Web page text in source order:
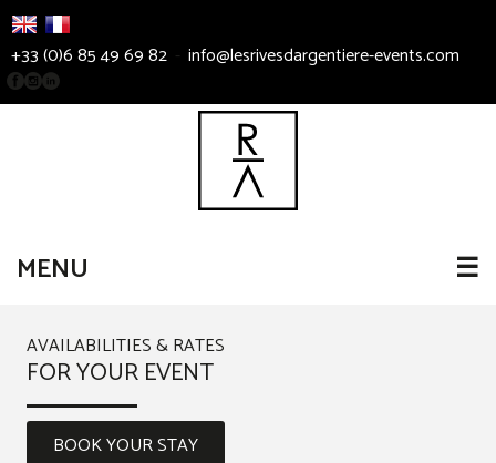
+33 (0)6 85 49 69 82 - info@lesrivesdargentiere-events.com
MENU ☰
AVAILABILITIES & RATES
FOR YOUR EVENT
BOOK YOUR STAY